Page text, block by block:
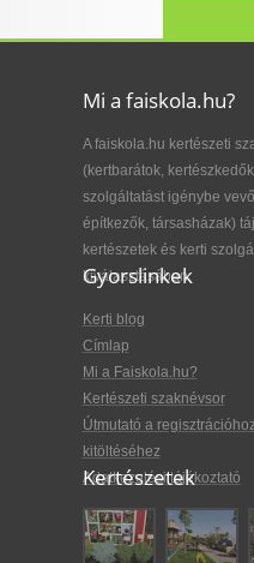
Mi a faiskola.hu?
A faiskola.hu kertészeti
(kertbarátok,
szolgáltatást igénybe
építkezők, társasházak)
kertészetek és kerti
kiválasztásában.
Gyorslinkek
Kerti blog
Címlap
Mi a Faiskola.hu?
Kertészeti szaknévsor
Útmutató a
kitöltéséhez
Adatkezelési tájékoztató
Kertészetek